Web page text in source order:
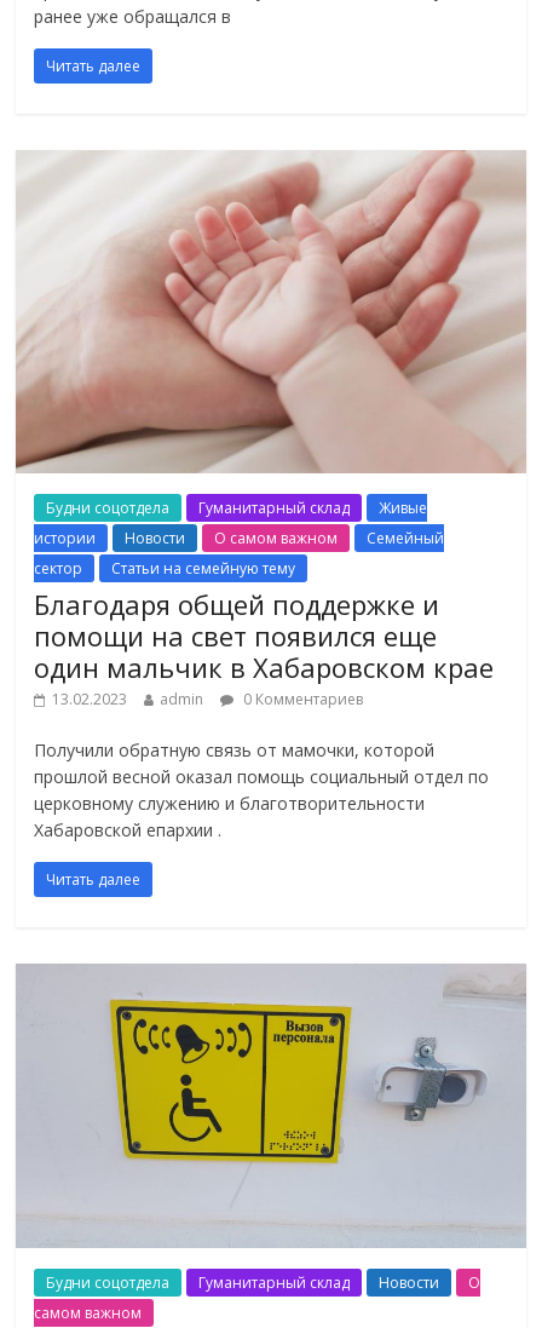
ранее уже обращался в
Читать далее
Будни соцотдела Гуманитарный склад
Живые
истории
Новости О самом важном
Семейный
сектор
Статьи на семейную тему
Благодаря общей поддержке и
помощи на свет появился еще
один мальчик в Хабаровском крае
13.02.2023 admin 0 Комментариев
Получили обратную связь от мамочки, которой
прошлой весной оказал помощь социальный отдел по
церковному служению и благотворительности
Хабаровской епархии .
Читать далее
Будни соцотдела Гуманитарный склад Новости
О
самом важном